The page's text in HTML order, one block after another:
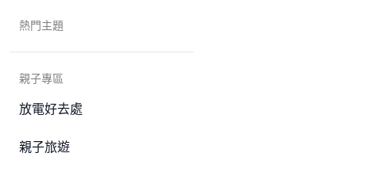
熱門主題
親子專區
放電好去處
親子旅遊